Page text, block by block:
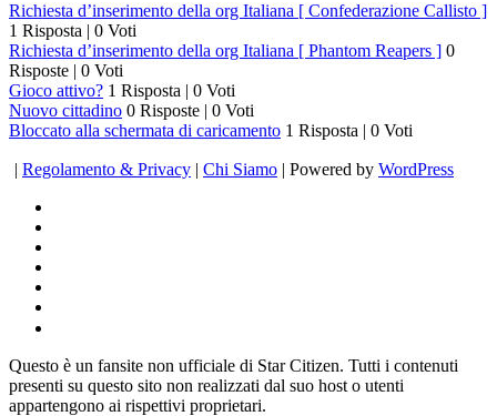
Richiesta d’inserimento della org Italiana [ Confederazione Callisto ]
1 Risposta | 0 Voti
Richiesta d’inserimento della org Italiana [ Phantom Reapers ] 0
Risposte | 0 Voti
Gioco attivo? 1 Risposta | 0 Voti
Nuovo cittadino 0 Risposte | 0 Voti
Bloccato alla schermata di caricamento 1 Risposta | 0 Voti
| Regolamento & Privacy | Chi Siamo | Powered by WordPress
Questo è un fansite non ufficiale di Star Citizen. Tutti i contenuti
presenti su questo sito non realizzati dal suo host o utenti
appartengono ai rispettivi proprietari.